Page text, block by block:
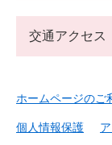
交通アクセス
ホームページのご
個人情報保護